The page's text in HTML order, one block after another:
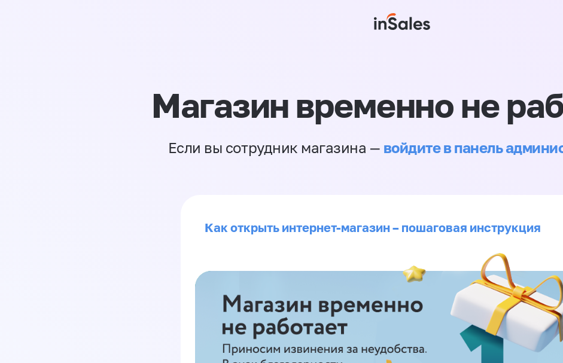
Магазин временно не
Если вы сотрудник магазина — войдите в панель
Как открыть интернет-магазин – пошаговая инструкция